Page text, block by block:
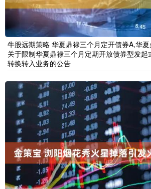
牛股远期策略 华夏鼎禄三个月定开债券A,华
关于限制华夏鼎禄三个月定期开放债券型发起
转换转入业务的公告